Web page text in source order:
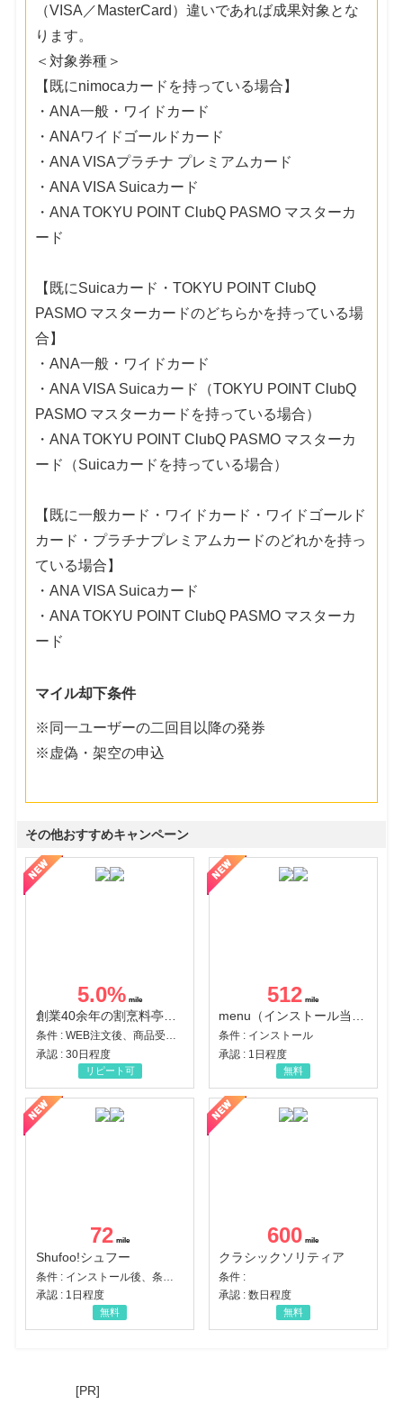
（VISA／MasterCard）違いであれば成果対象とな
ります。
＜対象券種＞
【既にnimocaカードを持っている場合】
・ANA一般・ワイドカード
・ANAワイドゴールドカード
・ANA VISAプラチナ プレミアムカード
・ANA VISA Suicaカード
・ANA TOKYU POINT ClubQ PASMO マスターカ
ード
【既にSuicaカード・TOKYU POINT ClubQ
PASMO マスターカードのどちらかを持っている場
合】
・ANA一般・ワイドカード
・ANA VISA Suicaカード（TOKYU POINT ClubQ
PASMO マスターカードを持っている場合）
・ANA TOKYU POINT ClubQ PASMO マスターカ
ード（Suicaカードを持っている場合）
【既に一般カード・ワイドカード・ワイドゴールド
カード・プラチナプレミアムカードのどれかを持っ
ている場合】
・ANA VISA Suicaカード
・ANA TOKYU POINT ClubQ PASMO マスターカ
ード
マイル却下条件
※同一ユーザーの二回目以降の発券
※虚偽・架空の申込
その他おすすめキャンペーン
5.0%
創業40余年の割烹料亭千賀監修【おせちの千賀屋】おもてなし参道本店
条件 : WEB注文後、商品受け取り+入金確認時点
承認 : 30日程度
リピート可
512
menu（インストール当日に指定のクーポンコード経由で1,500円（税込）以上の初回注文完了）（Android）
条件 : インストール
承認 : 1日程度
無料
72
Shufoo!シュフー
承認 : 1日程度
無料
600
クラシックソリティア
条件 :
承認 : 数日程度
無料
[PR]